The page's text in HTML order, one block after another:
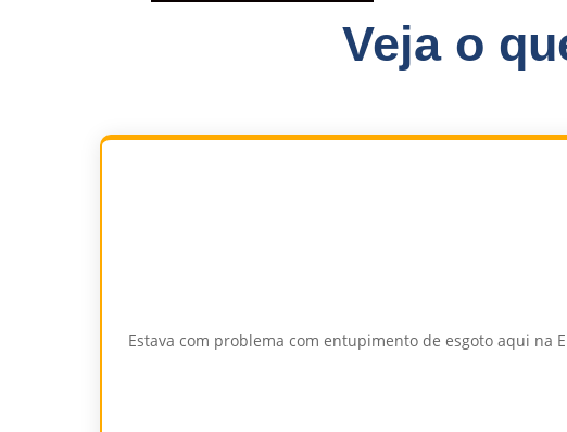
Veja o
Estava com problema com entupimento de esgoto aqui